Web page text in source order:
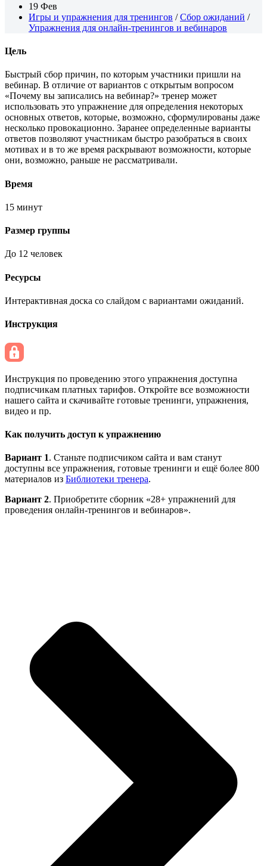
19 Фев
Игры и упражнения для тренингов /Сбор ожиданий /
Упражнения для онлайн-тренингов и вебинаров
Цель
Быстрый сбор причин, по которым участники пришли на
вебинар. В отличие от вариантов с открытым вопросом
«Почему вы записались на вебинар?» тренер может
использовать это упражнение для определения некоторых
основных ответов, которые, возможно, сформулированы даже
несколько провокационно. Заранее определенные варианты
ответов позволяют участникам быстро разобраться в своих
мотивах и в то же время раскрывают возможности, которые
они, возможно, раньше не рассматривали.
Время
15 минут
Размер группы
До 12 человек
Ресурсы
Интерактивная доска со слайдом с вариантами ожиданий.
Инструкция
Инструкция по проведению этого упражнения доступна
подписчикам платных тарифов. Откройте все возможности
нашего сайта и скачивайте готовые тренинги, упражнения,
видео и пр.
Как получить доступ к упражнению
Вариант 1. Станьте подписчиком сайта и вам станут
доступны все упражнения, готовые тренинги и ещё более 800
материалов из Библиотеки тренера.
Вариант 2. Приобретите сборник «28+ упражнений для
проведения онлайн-тренингов и вебинаров».